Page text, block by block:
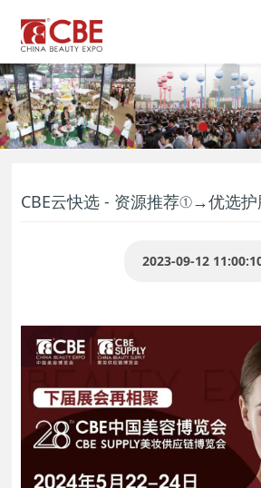
CBE云快选 - 资源推荐①→优选护
2023-09-12